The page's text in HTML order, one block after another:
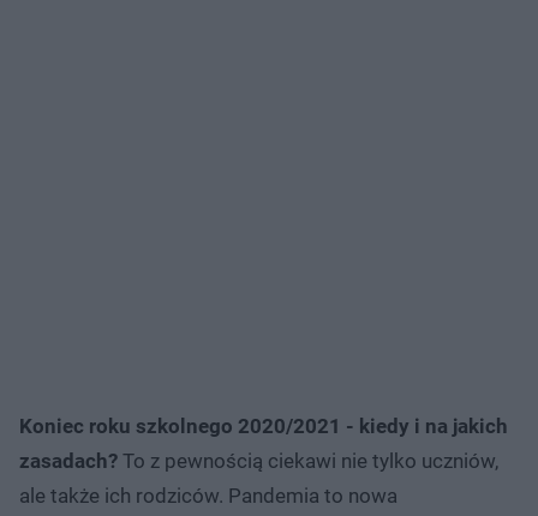
Koniec roku szkolnego 2020/2021 - kiedy i na jakich
zasadach? To z pewnością ciekawi nie tylko uczniów,
ale także ich rodziców. Pandemia to nowa